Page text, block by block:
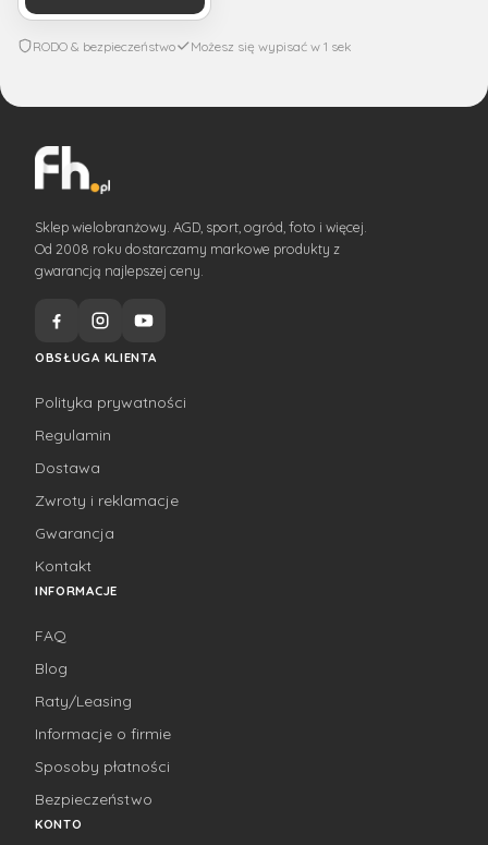
RODO & bezpieczeństwo Możesz się wypisać w 1 sek
Sklep wielobranżowy. AGD, sport, ogród, foto i więcej.
Od 2008 roku dostarczamy markowe produkty z
gwarancją najlepszej ceny.
OBSŁUGA KLIENTA
Polityka prywatności
Regulamin
Dostawa
Zwroty i reklamacje
Gwarancja
Kontakt
INFORMACJE
FAQ
Blog
Raty/Leasing
Informacje o firmie
Sposoby płatności
Bezpieczeństwo
KONTO